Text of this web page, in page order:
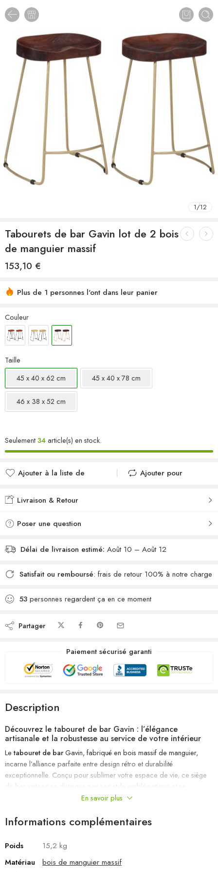
1/12
Tabourets de bar Gavin lot de 2 bois
de manguier massif
153,10 €
Plus de 1 personnes l'ont dans leur panier
Couleur
Taille
45 x 40 x 62 cm
45 x 40 x 78 cm
46 x 38 x 52 cm
Seulement34article(s) en stock.
Ajouter à la liste de
Ajouté à la liste de
Ajouter pour
Livraison & Retour
Poser une question
Délai de livraison estimé: Août 10 – Août 12
Satisfait ou remboursé: frais de retour 100% à notre charge
53 personnes regardent ça en ce moment
Partager
Paiement sécurisé garanti
Description
Découvrez le tabouret de bar Gavin : l’élégance
artisanale et la robustesse au service de votre intérieur
Le tabouret de barGavin, fabriqué en bois massif de manguier,
incarne l’alliance parfaite entre design rétro et durabilité
exceptionnelle. Conçu pour sublimer votre espace de vie, ce siège
de bar vintage se distingue par son style emblématique et sa
construction artisanale de haute qualité. Que vous souhaitiez créer
votre cuisine ou votre coin bar, ce modèle est l’option idéale pour
une décoration élégante et résistante.
Les avantages du
Design unique et authentique :chaque pièce est façonnée à la
En savoir plus
Informations complémentaires
Poids
15,2 kg
Matériau
bois de manguier massif